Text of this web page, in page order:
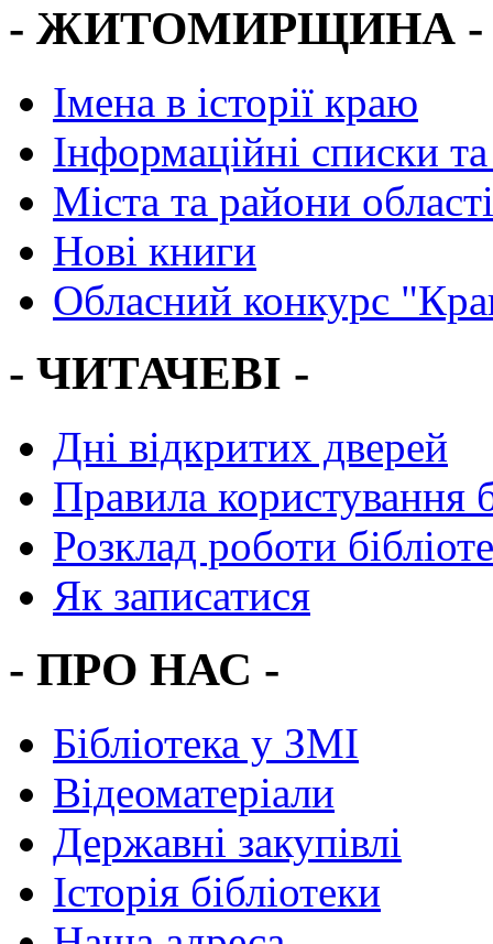
- ЖИТОМИРЩИНА -
Імена в історії краю
Інформаційні списки
Міста та райони області
Нові книги
Обласний конкурс
- ЧИТАЧЕВІ -
Дні відкритих дверей
Правила користування
Розклад роботи
Як записатися
- ПРО НАС -
Бібліотека у ЗМІ
Відеоматеріали
Державні закупівлі
Історія бібліотеки